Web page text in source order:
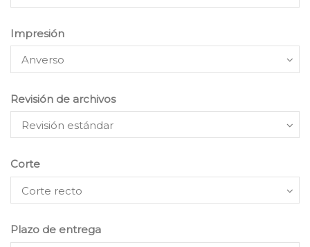
Impresión
Revisión de archivos
Corte
Plazo de entrega